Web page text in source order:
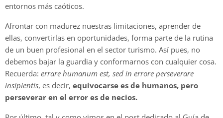
entornos más caóticos.
Afrontar con madurez nuestras limitaciones, aprender de
ellas, convertirlas en oportunidades, forma parte de la rutina
de un buen profesional en el sector turismo. Así pues, no
debemos bajar la guardia y conformarnos con cualquier cosa.
Recuerda: errare humanum est, sed in errore perseverare
insipientis, es decir, equivocarse es de humanos, pero
perseverar en el error es de necios.